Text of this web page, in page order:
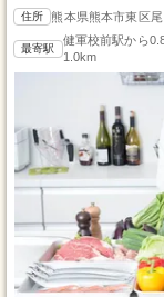
住所 熊本県熊本市東区
最寄駅
健軍校前駅から
1.0km